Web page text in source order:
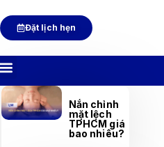
Đặt lịch hẹn
Nắn chỉnh
mặt lệch
TPHCM giá
bao nhiêu?